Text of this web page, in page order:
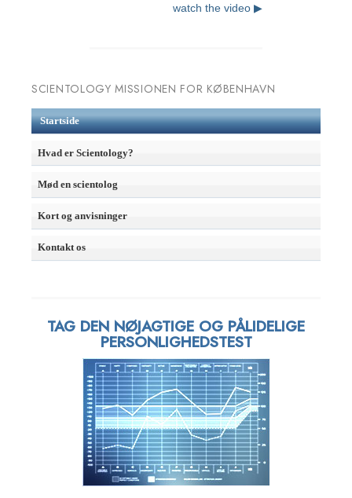
watch the video ▶
SCIENTOLOGY MISSIONEN FOR KØBENHAVN
Startside
Hvad er Scientology?
Mød en scientolog
Kort og anvisninger
Kontakt os
TAG DEN NØJAGTIGE OG PÅLIDELIGE
PERSONLIGHEDSTEST